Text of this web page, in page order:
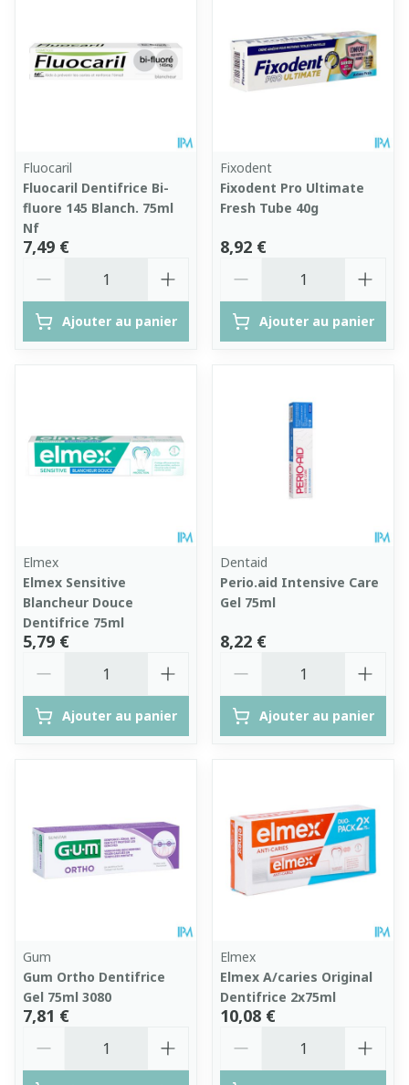
Fluocaril
Fluocaril Dentifrice Bi-
fluore 145 Blanch. 75ml
Nf
7,49 €
Ajouter au panier
Fixodent
Fixodent Pro Ultimate
Fresh Tube 40g
8,92 €
Ajouter au panier
Elmex
Elmex Sensitive
Blancheur Douce
Dentifrice 75ml
5,79 €
Ajouter au panier
Dentaid
Perio.aid Intensive Care
Gel 75ml
8,22 €
Ajouter au panier
Gum
Gum Ortho Dentifrice
Gel 75ml 3080
7,81 €
Elmex
Elmex A/caries Original
Dentifrice 2x75ml
10,08 €